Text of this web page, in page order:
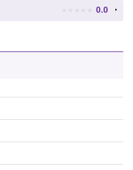
★ ★ ★ ★ ★ 0.0